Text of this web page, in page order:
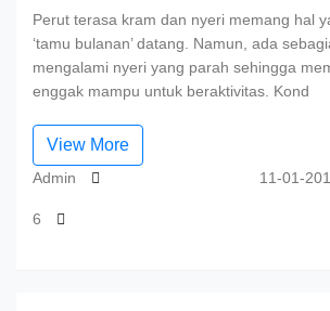
Admin 11-01-
6
Perut terasa kram dan nyeri memang hal
‘tamu bulanan’ datang. Namun, ada
mengalami nyeri yang parah sehingga
enggak mampu untuk beraktivitas. Kond
View More